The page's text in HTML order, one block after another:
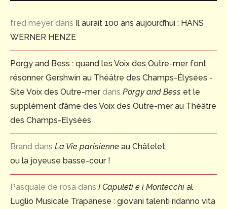
fred meyer dans Il aurait 100 ans aujourd’hui : HANS
WERNER HENZE
Porgy and Bess : quand les Voix des Outre-mer font
résonner Gershwin au Théâtre des Champs-Élysées -
Site Voix des Outre-merdans Porgy and Bess et le
supplément d’âme des Voix des Outre-mer au Théâtre
des Champs-Elysées
Brand dans La Vie parisienne au Châtelet,
ou la joyeuse basse-cour !
Pasquale de rosa dans I Capuleti e i Montecchi al
Luglio Musicale Trapanese : giovani talenti ridanno vita